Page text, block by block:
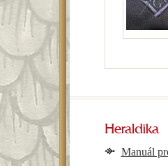
Heraldika
Manuál